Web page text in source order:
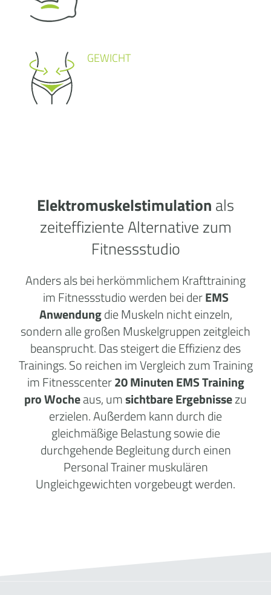
GEWICHT
Elektromuskelstimulation als
zeiteffiziente Alternative zum
Fitnessstudio
Anders als bei herkömmlichem Krafttraining
im Fitnessstudio werden bei derEMS
Anwendungdie Muskeln nicht einzeln,
sondern alle großen Muskelgruppen zeitgleich
beansprucht. Das steigert die Effizienz des
Trainings. So reichen im Vergleich zum Training
im Fitnesscenter20 Minuten EMS Training
pro Wocheaus, umsichtbare Ergebnissezu
erzielen. Außerdem kann durch die
gleichmäßige Belastung sowie die
durchgehende Begleitung durch einen
Personal Trainer muskulären
Ungleichgewichten vorgebeugt werden.